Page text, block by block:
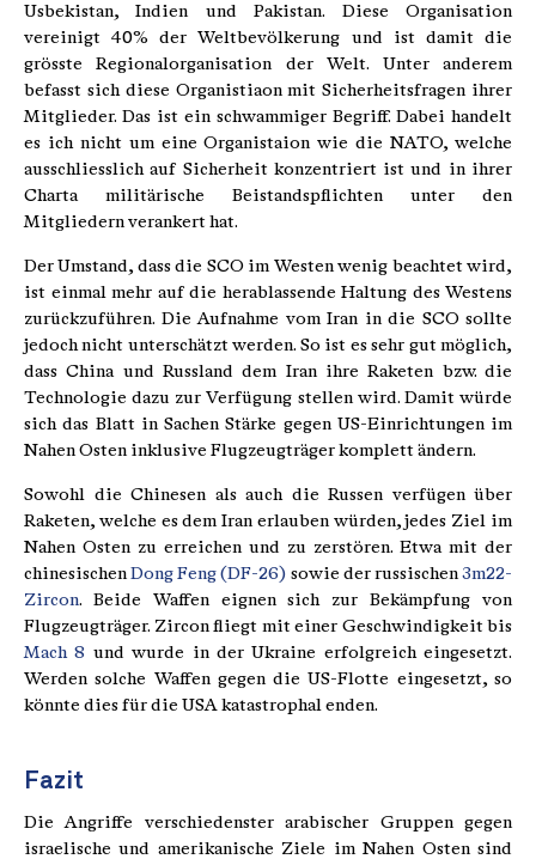
Usbekistan, Indien und Pakistan. Diese Organisation
vereinigt 40% der Weltbevölkerung und ist damit die
grösste Regionalorganisation der Welt. Unter anderem
befasst sich diese Organistiaon mit Sicherheitsfragen ihrer
Mitglieder. Das ist ein schwammiger Begriff. Dabei handelt
es ich nicht um eine Organistaion wie die NATO, welche
ausschliesslich auf Sicherheit konzentriert ist und in ihrer
Charta militärische Beistandspflichten unter den
Mitgliedern verankert hat.
Der Umstand, dass die SCO im Westen wenig beachtet wird,
ist einmal mehr auf die herablassende Haltung des Westens
zurückzuführen. Die Aufnahme vom Iran in die SCO sollte
jedoch nicht unterschätzt werden. So ist es sehr gut möglich,
dass China und Russland dem Iran ihre Raketen bzw. die
Technologie dazu zur Verfügung stellen wird. Damit würde
sich das Blatt in Sachen Stärke gegen US-Einrichtungen im
Nahen Osten inklusive Flugzeugträger komplett ändern.
Sowohl die Chinesen als auch die Russen verfügen über
Raketen, welche es dem Iran erlauben würden, jedes Ziel im
Nahen Osten zu erreichen und zu zerstören. Etwa mit der
chinesischenDong Feng (DF-26) sowie der russischen3m22-
Zircon. Beide Waffen eignen sich zur Bekämpfung von
Flugzeugträger. Zircon fliegt mit einer Geschwindigkeit bis
Mach 8 und wurde in der Ukraine erfolgreich eingesetzt.
Werden solche Waffen gegen die US-Flotte eingesetzt, so
könnte dies für die USA katastrophal enden.
Fazit
Die Angriffe verschiedenster arabischer Gruppen gegen
israelische und amerikanische Ziele im Nahen Osten sind